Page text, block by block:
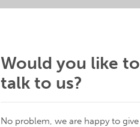
Would you like to
talk to us?
No problem, we are happy to give